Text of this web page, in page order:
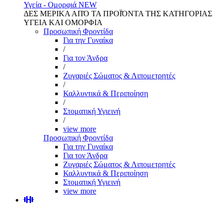
Υγεία - Ομορφιά NEW
ΔΕΣ ΜΕΡΙΚΑ ΑΠΌ ΤΑ ΠΡΟΪΌΝΤΑ ΤΗΣ ΚΑΤΗΓΟΡΙΑΣ
ΥΓΕΙΑ ΚΑΙ ΟΜΟΡΦΙΑ
Προσωπική Φροντίδα
Για την Γυναίκα
/
Για τον Άνδρα
/
Ζυγαριές Σώματος & Λιπομετρητές
/
Καλλυντικά & Περιποίηση
/
Στοματική Υγιεινή
/
view more
Προσωπική Φροντίδα
Για την Γυναίκα
Για τον Άνδρα
Ζυγαριές Σώματος & Λιπομετρητές
Καλλυντικά & Περιποίηση
Στοματική Υγιεινή
view more